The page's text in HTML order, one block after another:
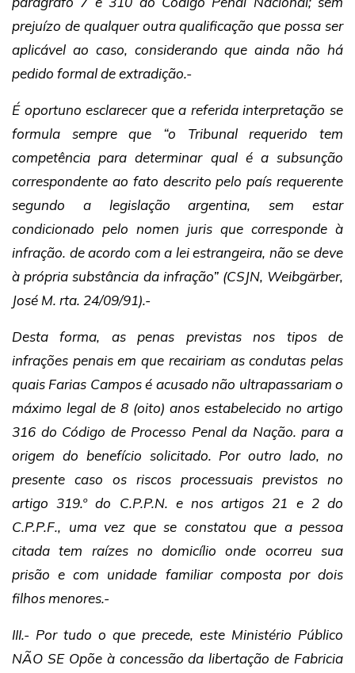
prejuízo de qualquer outra qualificação que possa ser
aplicável ao caso, considerando que ainda não há
pedido formal de extradição.-
É oportuno esclarecer que a referida interpretação se
formula sempre que “o Tribunal requerido tem
competência para determinar qual é a subsunção
correspondente ao fato descrito pelo país requerente
segundo a legislação argentina, sem estar
condicionado pelo nomen juris que corresponde à
infração. de acordo com a lei estrangeira, não se deve
à própria substância da infração” (CSJN, Weibgärber,
José M. rta. 24/09/91).-
Desta forma, as penas previstas nos tipos de
infrações penais em que recairiam as condutas pelas
quais Farias Campos é acusado não ultrapassariam o
máximo legal de 8 (oito) anos estabelecido no artigo
316 do Código de Processo Penal da Nação. para a
origem do benefício solicitado. Por outro lado, no
presente caso os riscos processuais previstos no
artigo 319.º do C.P.P.N. e nos artigos 21 e 2 do
C.P.P.F., uma vez que se constatou que a pessoa
citada tem raízes no domicílio onde ocorreu sua
prisão e com unidade familiar composta por dois
filhos menores.-
III.- Por tudo o que precede, este Ministério Público
NÃO SE Opõe à concessão da libertação de Fabricia